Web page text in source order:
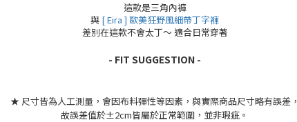
這款是三角內褲
與 [ Eira ] 歐美狂野風細帶丁字褲
差別在這款不會太丁～ 適合日常穿著
- FIT SUGGESTION -
★ 尺寸皆為人工測量，會因布料彈性等因素，與實際商品尺寸略有誤差，
故誤差值於±2cm皆屬於正常範圍，並非瑕疵。